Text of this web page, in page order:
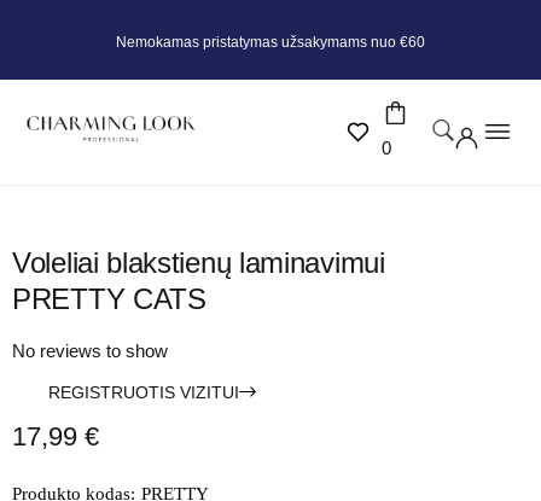
Nemokamas pristatymas užsakymams nuo €60
0
Voleliai blakstienų laminavimui
PRETTY CATS
No reviews to show
REGISTRUOTIS VIZITUI
17,99 €
Produkto kodas: PRETTY